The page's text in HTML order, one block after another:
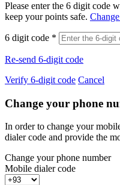
Please enter the 6 digit code
keep your points safe.
6 digit code *
Re-send 6-digit code
Verify 6-digit code Cancel
Change your phone
In order to change your
dialer code and provide the
Change your phone number
Mobile dialer code